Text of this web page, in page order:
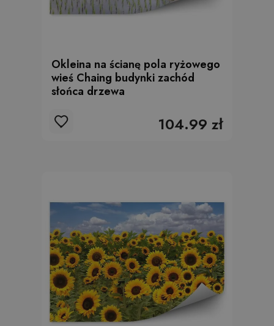
Okleina na ścianę pola ryżowego
wieś Chaing budynki zachód
słońca drzewa
104.99 zł